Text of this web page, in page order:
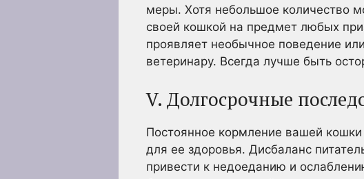
меры. Хотя небольшое количество
своей кошкой на предмет любых
проявляет необычное поведение
ветеринару. Всегда лучше быть
V. Долгосрочные
Постоянное кормление вашей
для ее здоровья. Дисбаланс
привести к недоеданию и